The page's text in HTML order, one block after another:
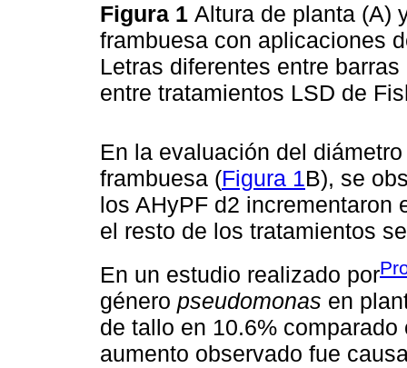
Figura 1 Altura de planta (A)
frambuesa con aplicaciones
Letras diferentes entre
entre tratamientos LSD de
En la evaluación del
frambuesa (Figura 1B), se
los AHyPF d2 incrementaron
el resto de los tratamientos
En un estudio realizado por
género pseudomonas en
de tallo en 10.6%
aumento observado fue